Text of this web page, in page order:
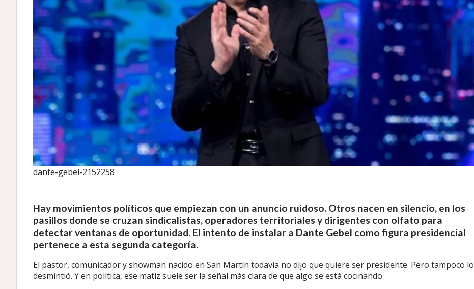
dante-gebel-2152258
Hay movimientos políticos que empiezan con un anuncio ruidoso. Otros nacen en silencio, en los
pasillos donde se cruzan sindicalistas, operadores territoriales y dirigentes con olfato para
detectar ventanas de oportunidad. El intento de instalar a Dante Gebel como figura presidencial
pertenece a esta segunda categoría.
El pastor, comunicador y showman nacido en San Martín todavía no dijo que quiere ser presidente. Pero tampoco lo
desmintió. Y en política, ese matiz suele ser la señal más clara de que algo se está cocinando.